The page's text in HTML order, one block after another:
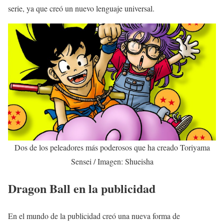
serie, ya que creó un nuevo lenguaje universal.
Dos de los peleadores más poderosos que ha creado Toriyama
Sensei / Imagen: Shueisha
Dragon Ball en la publicidad
En el mundo de la publicidad creó una nueva forma de